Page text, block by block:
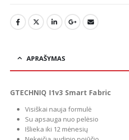
APRAŠYMAS
GTECHNIQ I1v3 Smart Fabric
Visiškai nauja formulė
Su apsauga nuo pelėsio
Išlieka iki 12 mėnesių